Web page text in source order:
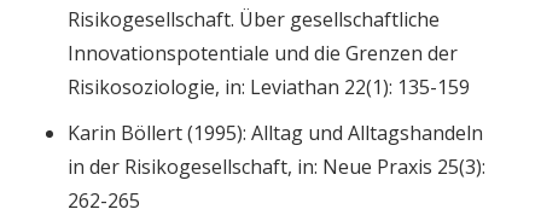
Risikogesellschaft. Über gesellschaftliche
Innovationspotentiale und die Grenzen der
Risikosoziologie, in: Leviathan 22(1): 135-159
Karin Böllert (1995): Alltag und Alltagshandeln
in der Risikogesellschaft, in: Neue Praxis 25(3):
262-265